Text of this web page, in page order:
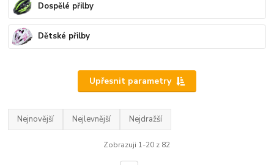
Dospělé přilby
Dětské přilby
Upřesnit parametry
Nejnovější Nejlevnější Nejdražší
Zobrazuji 1-20 z 82